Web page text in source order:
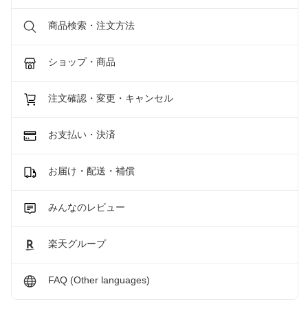
商品検索・注文方法
ショップ・商品
注文確認・変更・キャンセル
お支払い・決済
お届け・配送・補償
みんなのレビュー
楽天グループ
FAQ (Other languages)